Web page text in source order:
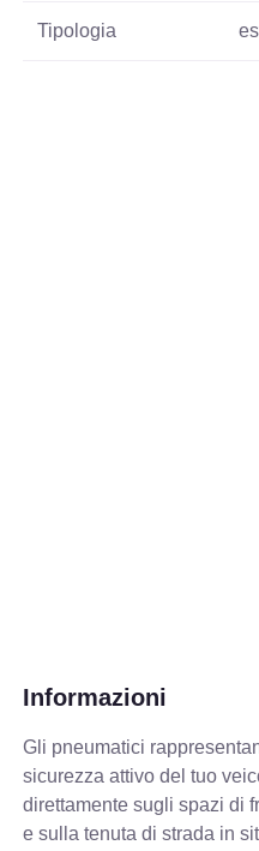
Tipologia
Informazioni
Gli pneumatici
sicurezza attivo del tuo
direttamente sugli spazi di
e sulla tenuta di strada in